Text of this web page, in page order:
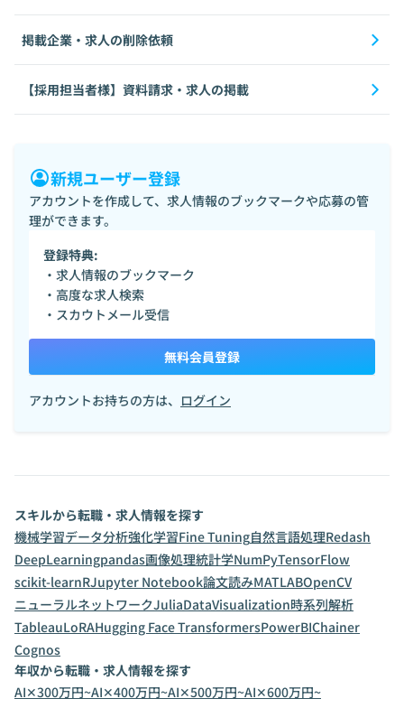
掲載企業・求人の削除依頼
【採用担当者様】資料請求・求人の掲載
新規ユーザー登録
アカウントを作成して、求人情報のブックマークや応募の管
理ができます。
登録特典:
・求人情報のブックマーク
・高度な求人検索
・スカウトメール受信
無料会員登録
アカウントお持ちの方は、 ログイン
スキルから転職・求人情報を探す
機械学習データ分析強化学習Fine Tuning自然言語処理Redash
DeepLearningpandas画像処理統計学NumPyTensorFlow
scikit-learnRJupyter Notebook論文読みMATLABOpenCV
ニューラルネットワークJuliaDataVisualization時系列解析
TableauLoRAHugging Face TransformersPowerBIChainer
Cognos
年収から転職・求人情報を探す
AI✕300万円~AI✕400万円~AI✕500万円~AI✕600万円~